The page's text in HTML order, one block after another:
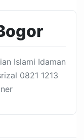
Islami Idaman
0821 1213